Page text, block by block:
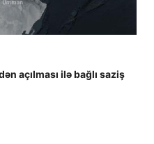
açılması ilə bağlı saziş